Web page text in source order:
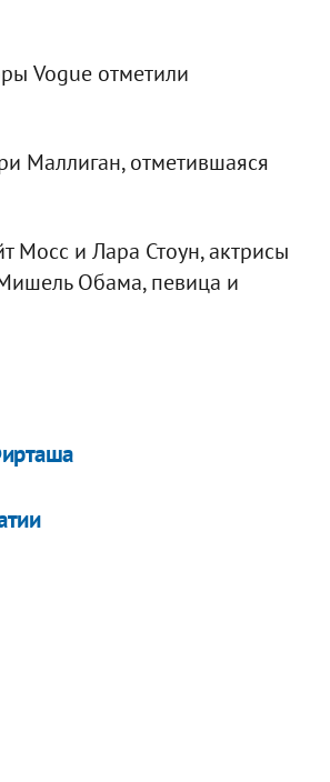
Vogue отметили
Маллиган, отметившаяся
Мосс и Лара Стоун, актрисы
Обама, певица и